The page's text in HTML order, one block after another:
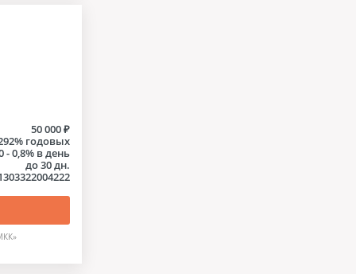
50 000 ₽
годовых
- 0,8% в день
до 30 дн.